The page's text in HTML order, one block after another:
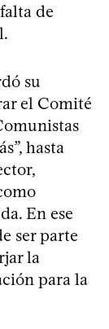
de
su
el Comité
hasta
En ese
ser parte
la
para la